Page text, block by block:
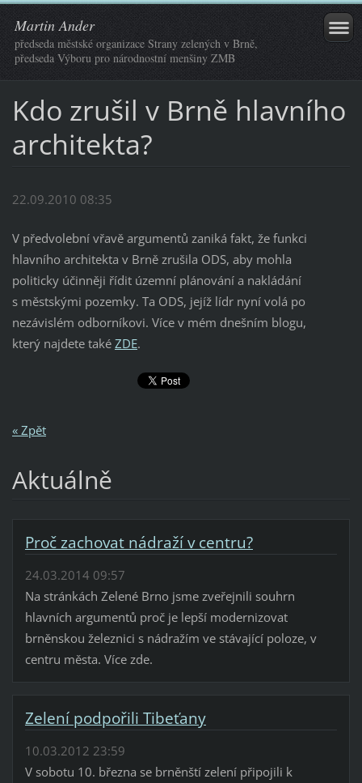
Martin Ander
předseda městské organizace Strany zelených v Brně,
předseda Výboru pro národnostní menšiny ZMB
Kdo zrušil v Brně hlavního
architekta?
22.09.2010 08:35
V předvolební vřavě argumentů zaniká fakt, že funkci
hlavního architekta v Brně zrušila ODS, aby mohla
politicky účinněji řídit územní plánování a nakládání
s městskými pozemky. Ta ODS, jejíž lídr nyní volá po
nezávislém odborníkovi. Více v mém dnešním blogu,
který najdete také ZDE.
« Zpět
Aktuálně
Proč zachovat nádraží v centru?
24.03.2014 09:57
Na stránkách Zelené Brno jsme zveřejnili souhrn
hlavních argumentů proč je lepší modernizovat
brněnskou železnici s nádražím ve stávající poloze, v
centru města. Více zde.
Zelení podpořili Tibeťany
10.03.2012 23:59
V sobotu 10. března se brněnští zelení připojili k